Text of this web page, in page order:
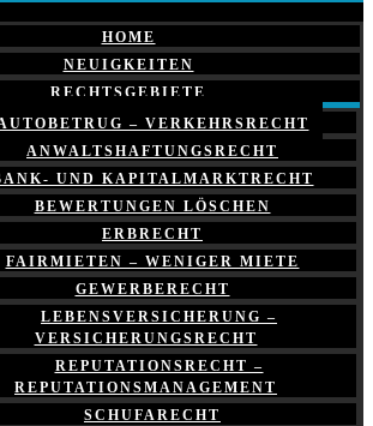
HOME
NEUIGKEITEN
RECHTSGEBIETE
– VERKEHRSRECHT
ANWALTSHAFTUNGSRECHT
UND KAPITALMARKTRECHT
BEWERTUNGEN LÖSCHEN
ERBRECHT
FAIRMIETEN – WENIGER MIETE
GEWERBERECHT
LEBENSVERSICHERUNG –
VERSICHERUNGSRECHT
REPUTATIONSRECHT –
REPUTATIONSMANAGEMENT
SCHUFARECHT